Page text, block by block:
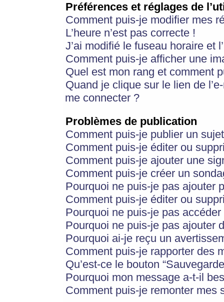
Préférences et réglages de
Comment puis-je modifier mes
L’heure n’est pas correcte !
J’ai modifié le fuseau horaire et
Comment puis-je afficher une
Quel est mon rang et comment
Quand je clique sur le lien de
me connecter ?
Problèmes de publication
Comment puis-je publier un
Comment puis-je éditer ou
Comment puis-je ajouter une
Comment puis-je créer un
Pourquoi ne puis-je pas ajouter
Comment puis-je éditer ou
Pourquoi ne puis-je pas
Pourquoi ne puis-je pas ajouter
Pourquoi ai-je reçu un
Comment puis-je rapporter des
Qu’est-ce le bouton
Pourquoi mon message a-t-il
Comment puis-je remonter mes